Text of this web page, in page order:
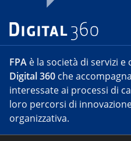
FPA è la società di servizi e
Digital 360 che
interessate ai processi di
loro percorsi di
organizzativa.